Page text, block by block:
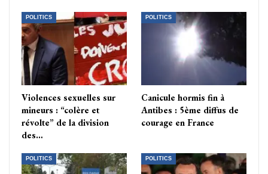
POLITICS
Violences sexuelles sur
mineurs : “colère et
révolte” de la division
des…
POLITICS
Canicule hormis fin à
Antibes : 5ème diffus de
courage en France
POLITICS POLITICS